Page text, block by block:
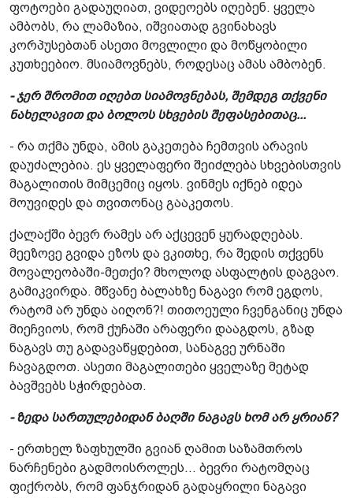
ფოტოები გადაუღიათ, ვიდეოებს იღებენ. ყველა
ამბობს, რა ლამაზია, იშვიათად გვინახავს
კორპუსებთან ასეთი მოვლილი და მოწყობილი
კუთხეებიო. მსიამოვნებს, როდესაც ამას ამბობენ.
- ჯერ შრომით იღებთ სიამოვნებას, შემდეგ თქვენი
ნახელავით და ბოლოს სხვების შეფასებითაც...
- რა თქმა უნდა, ამის გაკეთება ჩემთვის არავის
დაუძალებია. ეს ყველაფერი შეიძლება სხვებისთვის
მაგალითის მიმცემიც იყოს. ვინმეს იქნებ იდეა
მოუვიდეს და თვითონაც გააკეთოს.
ქალაქში ბევრ რამეს არ აქცევენ ყურადღებას.
მეეზოვე გვიდა ეზოს და ვკითხე, რა შედის თქვენს
მოვალეობაში-მეთქი? მხოლოდ ასფალტის დაგვაო.
გამიკვირდა. მწვანე ბალახზე ნაგავი რომ ეგდოს,
რატომ არ უნდა აიღონ?! თითოეული ჩვენგანიც უნდა
მიეჩვიოს, რომ ქუჩაში არაფერი დააგდოს, გზად
ნაგავს თუ გადავაწყდებით, სანაგვე ურნაში
ჩავაგდოთ. ასეთი მაგალითები ყველაზე მეტად
ბავშვებს სჭირდებათ.
- ზედა სართულებიდან ბაღში ნაგავს ხომ არ ყრიან?
- ერთხელ ზაფხულში გვიან ღამით საზამთროს
ნარჩენები გადმოისროლეს... ბევრი რატომღაც
ფიქრობს, რომ ფანჯრიდან გადაყრილი ნაგავი